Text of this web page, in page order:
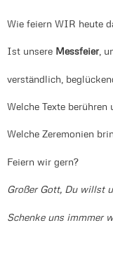
Wie feiern WIR heute
Ist unsere Messfeier ,
verständlich,
Welche Texte
Welche Zeremonien
Feiern wir gern?
Großer Gott, Du willst
Schenke uns immmer